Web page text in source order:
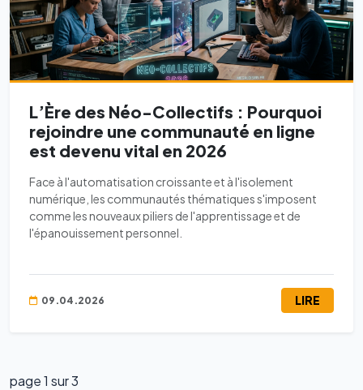
L’Ère des Néo-Collectifs : Pourquoi
rejoindre une communauté en ligne
est devenu vital en 2026
Face à l'automatisation croissante et à l'isolement
numérique, les communautés thématiques s'imposent
comme les nouveaux piliers de l'apprentissage et de
l'épanouissement personnel.
09.04.2026 LIRE
page 1 sur 3